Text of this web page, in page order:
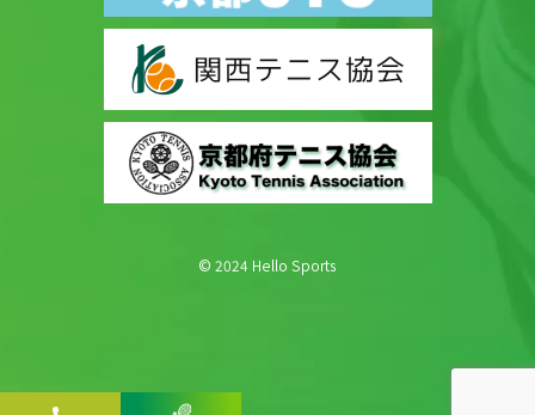
© 2024 Hello Sports